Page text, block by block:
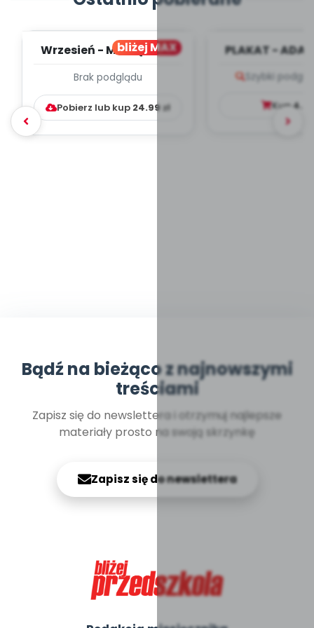
bliżej MAX
Wrzesień - MIESIĘCZNY
WYCHOWAWCZO –
DYDAKTYC...
Brak podglądu
Pobierz lub kup 24.99zł
PLAKAT -
Szybki
Kup
Bądź na bieżąco z najnowszymi
treściami
Zapisz się do newslettera i otrzymuj najlepsze
materiały prosto na swoją skrzynkę
Zapisz się do newslettera